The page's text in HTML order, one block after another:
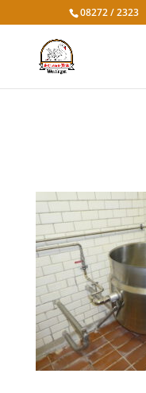
08272 / 2323